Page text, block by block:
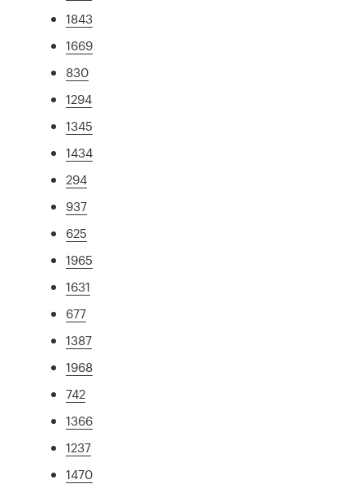
1843
1669
830
1294
1345
1434
294
937
625
1965
1631
677
1387
1968
742
1366
1237
1470